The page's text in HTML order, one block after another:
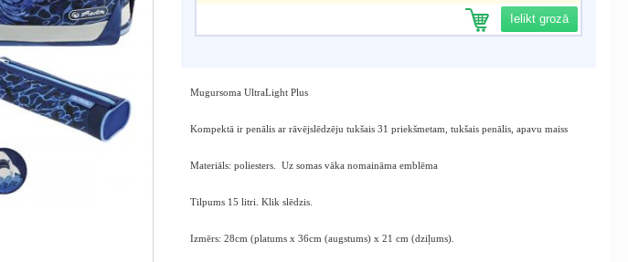
Ielikt grozā
Mugursoma UltraLight Plus
Kompektā ir penālis ar rāvējslēdzēju tukšais 31 priekšmetam, tukšais penālis, apavu maiss
Materiāls: poliesters. Uz somas vāka nomaināma emblēma
Tilpums 15 litri. Klik slēdzis.
Izmērs: 28cm (platums x 36cm (augstums) x 21 cm (dziļums).